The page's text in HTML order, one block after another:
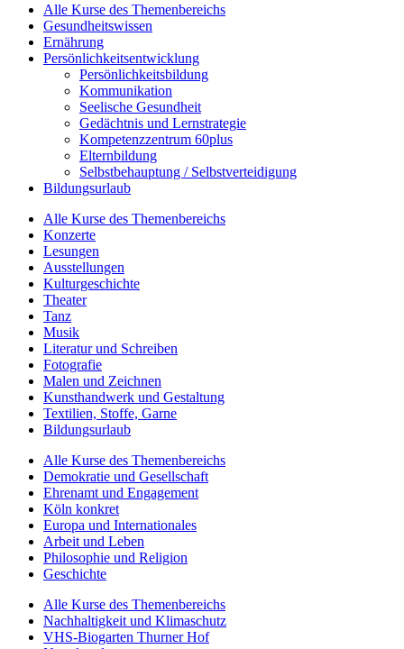
Alle Kurse des Themenbereichs
Gesundheitswissen
Ernährung
Persönlichkeitsentwicklung
Persönlichkeitsbildung
Kommunikation
Seelische Gesundheit
Gedächtnis und Lernstrategie
Kompetenzzentrum 60plus
Elternbildung
Selbstbehauptung / Selbstverteidigung
Bildungsurlaub
Alle Kurse des Themenbereichs
Konzerte
Lesungen
Ausstellungen
Kulturgeschichte
Theater
Tanz
Musik
Literatur und Schreiben
Fotografie
Malen und Zeichnen
Kunsthandwerk und Gestaltung
Textilien, Stoffe, Garne
Bildungsurlaub
Alle Kurse des Themenbereichs
Demokratie und Gesellschaft
Ehrenamt und Engagement
Köln konkret
Europa und Internationales
Arbeit und Leben
Philosophie und Religion
Geschichte
Alle Kurse des Themenbereichs
Nachhaltigkeit und Klimaschutz
VHS-Biogarten Thurner Hof